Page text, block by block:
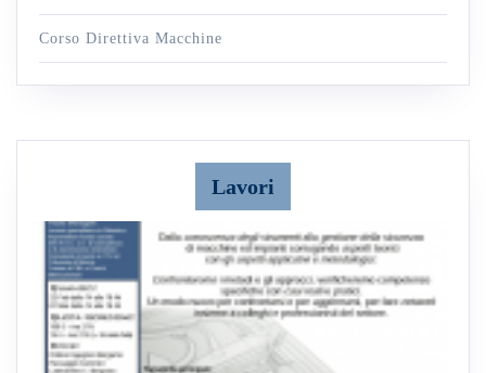
Corso Direttiva Macchine
Lavori